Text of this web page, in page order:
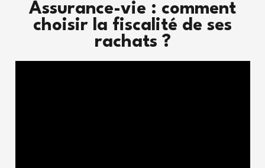
Assurance-vie : comment
choisir la fiscalité de ses
rachats ?